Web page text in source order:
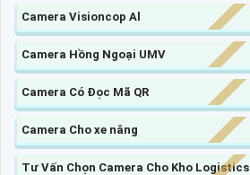
Camera Visioncop Al
Camera Hồng Ngoại UMV
Camera Có Đọc Mã QR
Camera Cho xe nâng
Tư Vấn Chọn Camera Cho Kho Logistics